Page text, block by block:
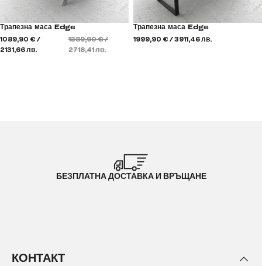
Трапезна маса Edge
1089,90 € /
2131,66 лв.
1389,90 € /
2718,41 лв.
Трапезна маса Edge
1999,90 € / 3911,46 лв.
БЕЗПЛАТНА ДОСТАВКА И ВРЪЩАНЕ
КОНТАКТ